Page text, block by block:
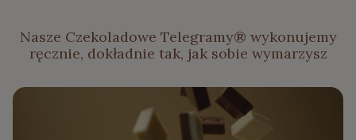
Nasze Czekoladowe Telegramy® wykonujemy
ręcznie, dokładnie tak, jak sobie wymarzysz